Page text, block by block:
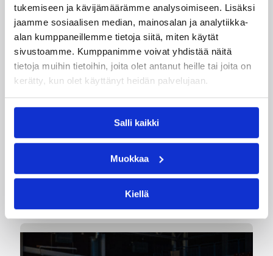
tukemiseen ja kävijämäärämme analysoimiseen. Lisäksi
jaamme sosiaalisen median, mainosalan ja analytiikka-
alan kumppaneillemme tietoja siitä, miten käytät
sivustoamme. Kumppanimme voivat yhdistää näitä
tietoja muihin tietoihin, joita olet antanut heille tai joita on
kerätty, kun olet käyttänyt heidän palvelujaan.
Salli kaikki
Muokkaa
Kiellä
Korisliiga 07.08.2026 09:23
Daniel Dolenc KTP-Basketin
Suomen lisäksi Ranskassa, Itävallassa,
Liettuassa, Romaniassa, Bosniassa ja viimeksi